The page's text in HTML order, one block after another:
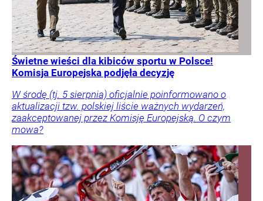
Świetne wieści dla kibiców sportu w Polsce!
Komisja Europejska podjęła decyzję
W środę (tj. 5 sierpnia) oficjalnie poinformowano o
aktualizacji tzw. polskiej liście ważnych wydarzeń,
zaakceptowanej przez Komisję Europejską. O czym
mowa?